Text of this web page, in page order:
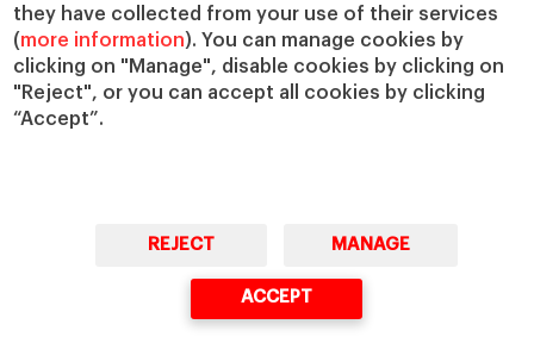
they have collected from your use of their services
(more information). You can manage cookies by
clicking on "Manage", disable cookies by clicking on
"Reject", or you can accept all cookies by clicking
“Accept”.
REJECT MANAGE
ACCEPT
Capellanía
IESE Shop
Jobs @IESE
Préstamos y becas
© Copyright, 2026. IESE Business School | University of Navarra
Cookies Ciberseguridad